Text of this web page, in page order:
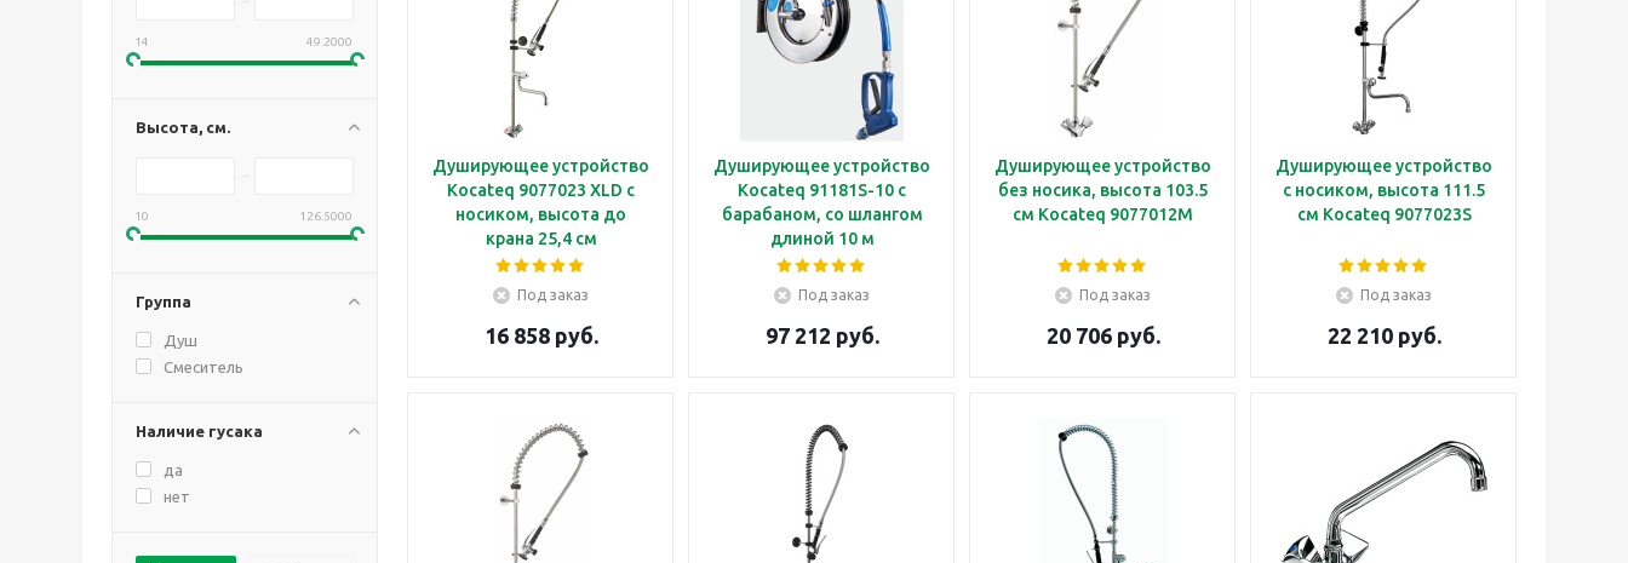
14 49.2000
Высота, см.
10 126.5000
Группа
Душ
Смеситель
Наличие гусака
да
нет
Душирующее устройство
Kocateq 9077023 XLD с
носиком, высота до
крана 25,4 см
Под заказ
16 858 руб.
Душирующее устройство
Kocateq 91181S-10 с
барабаном, со шлангом
длиной 10 м
Под заказ
97 212 руб.
Душирующее устройство
без носика, высота 103.5
см Kocateq 9077012M
Под заказ
20 706 руб.
Душирующее устройство
с носиком, высота 111.5
см Kocateq 9077023S
Под заказ
22 210 руб.